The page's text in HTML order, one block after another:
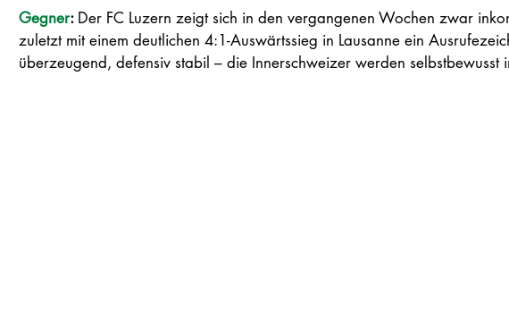
Gegner: Der FC Luzern zeigt sich in den vergangenen Wochen zwar
zuletzt mit einem deutlichen 4:1-Auswärtssieg in Lausanne ein
überzeugend, defensiv stabil – die Innerschweizer werden selbstbewusst